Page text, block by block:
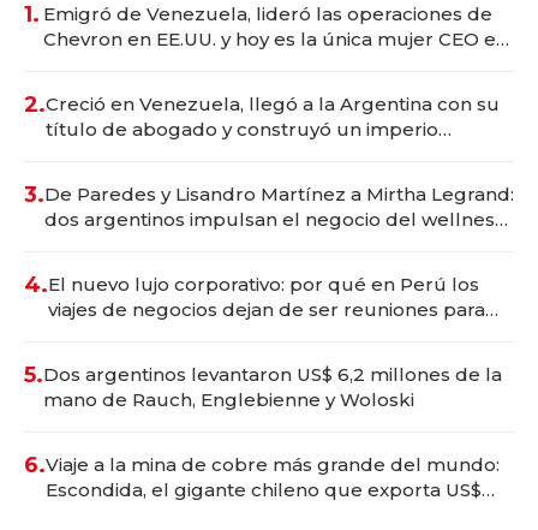
1. Emigró de Venezuela, lideró las operaciones de
Chevron en EE.UU. y hoy es la única mujer CEO en
2.Creció en Venezuela, llegó a la Argentina con su
título de abogado y construyó un imperio
3.De Paredes y Lisandro Martínez a Mirtha Legrand:
dos argentinos impulsan el negocio del wellness
4.El nuevo lujo corporativo: por qué en Perú los
viajes de negocios dejan de ser reuniones para
5.Dos argentinos levantaron US$ 6,2 millones de la
mano de Rauch, Englebienne y Woloski
6.Viaje a la mina de cobre más grande del mundo:
Escondida, el gigante chileno que exporta US$